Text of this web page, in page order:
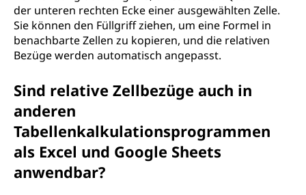
der unteren rechten Ecke einer ausgewählten Zelle.
Sie können den Füllgriff ziehen, um eine Formel in
benachbarte Zellen zu kopieren, und die relativen
Bezüge werden automatisch angepasst.
Sind relative Zellbezüge auch in
anderen
Tabellenkalkulationsprogrammen
als Excel und Google Sheets
anwendbar?